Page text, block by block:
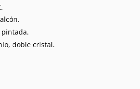
doble cristal.